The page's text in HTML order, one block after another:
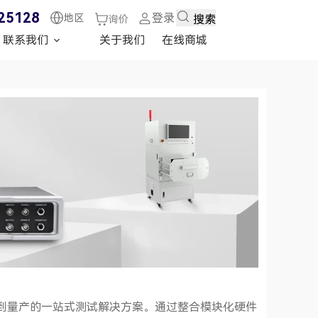
地区 询价 登录
搜索
联系我们
关于我们 在线商城
产的一站式测试解决方案。通过整合模块化硬件